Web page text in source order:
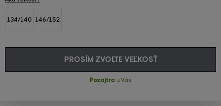
134/140 146/152
PROSÍM ZVOĽTE VEĽKOSŤ
Pozajtra u Vás